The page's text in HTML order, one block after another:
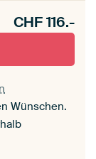
CHF116.-
Wünschen.